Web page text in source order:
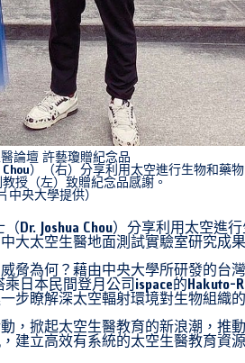
論壇 許藝瓊贈紀念品
）（右）分享利用太空進行生物和藥
授（左）致贈紀念品感謝。
中央大學提供）
Dr. Joshua Chou）分享利用太空進
大太空生醫地面測試實驗室研究成果
脅為何？藉由中央大學所研發的台
日本民間登月公司ispace的Hakuto-
步瞭解深太空輻射環境對生物組織
，掀起太空生醫教育的新浪潮，推
建立高效有系統的太空生醫教育資